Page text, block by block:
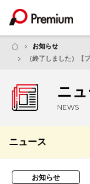
お知らせ
（終了しました）【
ニ
NEWS
ニュース
お知らせ